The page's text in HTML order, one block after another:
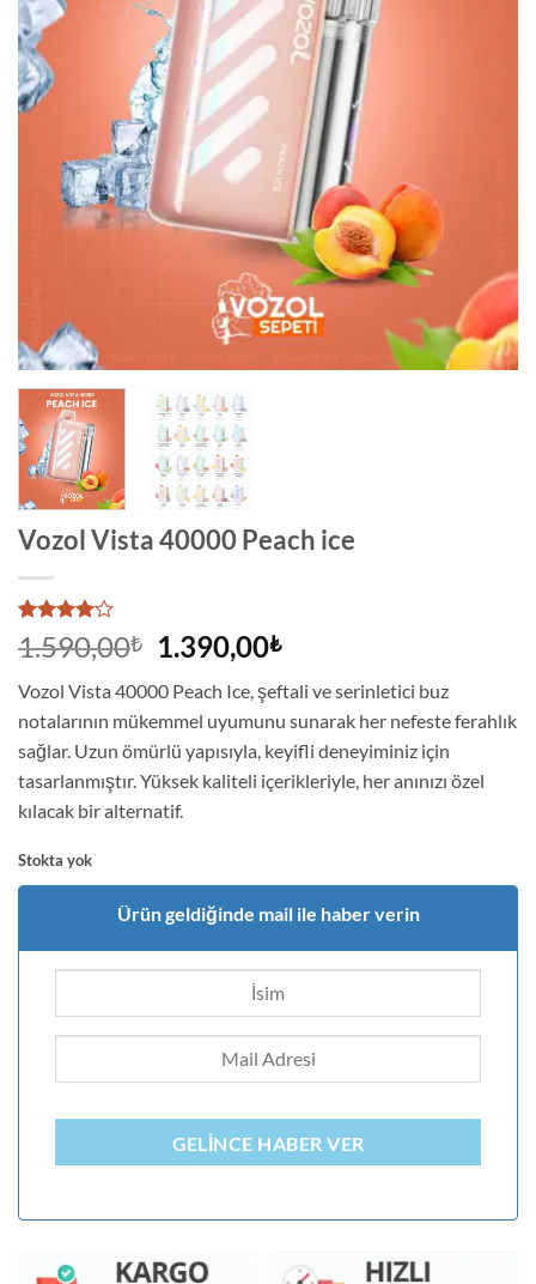
Vozol Vista 40000 Peach ice
2
müşteri
puanına
5
üzerinden
4puan
aldı
1.590,00₺
Orijinal
1.590,00₺.
1.390,00₺Şu
fiyat:
1.390,00₺.
Vozol Vista 40000 Peach Ice, şeftali ve serinletici buz
notalarının mükemmel uyumunu sunarak her nefeste ferahlık
sağlar. Uzun ömürlü yapısıyla, keyifli deneyiminiz için
tasarlanmıştır. Yüksek kaliteli içerikleriyle, her anınızı özel
kılacak bir alternatif.
Stokta yok
Ürün geldiğinde mail ile haber verin
GELINCE HABER VER